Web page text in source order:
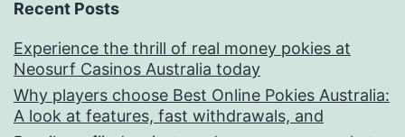
Recent Posts
Experience the thrill of real money pokies at
Neosurf Casinos Australia today
Why players choose Best Online Pokies Australia:
A look at features, fast withdrawals, and